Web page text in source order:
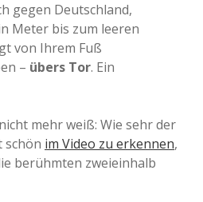
gegen Deutschland,
Meter bis zum leeren
von Ihrem Fuß
– übers Tor. Ein
mehr weiß: Wie sehr der
im Video zu erkennen,
berühmten zweieinhalb